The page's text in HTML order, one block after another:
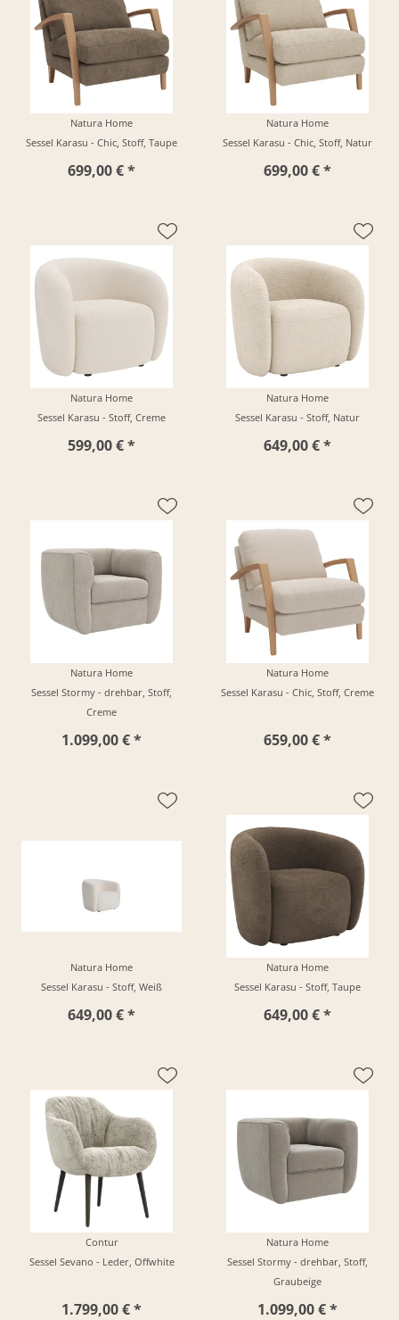
Natura Home
Sessel Karasu - Chic, Stoff, Taupe
699,00 € *
Natura Home
Sessel Karasu - Chic, Stoff, Natur
699,00 € *
Natura Home
Sessel Karasu - Stoff, Creme
599,00 € *
Natura Home
Sessel Karasu - Stoff, Natur
649,00 € *
Natura Home
Sessel Stormy - drehbar, Stoff,
Creme
1.099,00 € *
Natura Home
Sessel Karasu - Chic, Stoff, Creme
659,00 € *
Natura Home
Sessel Karasu - Stoff, Weiß
649,00 € *
Natura Home
Sessel Karasu - Stoff, Taupe
649,00 € *
Contur
Sessel Sevano - Leder, Offwhite
1.799,00 € *
Natura Home
Sessel Stormy - drehbar, Stoff,
Graubeige
1.099,00 € *